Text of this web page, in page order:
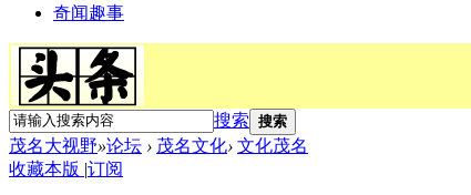
奇闻趣事
搜索 搜索
茂名大视野»论坛 › 茂名文化› 文化茂名
收藏本版 |订阅